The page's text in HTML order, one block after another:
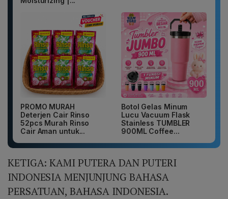
PROMO MURAH
Deterjen Cair Rinso
52pcs Murah Rinso
Cair Aman untuk...
Botol Gelas Minum
Lucu Vacuum Flask
Stainless TUMBLER
900ML Coffee...
KETIGA: KAMI PUTERA DAN PUTERI
INDONESIA MENJUNJUNG BAHASA
PERSATUAN, BAHASA INDONESIA.